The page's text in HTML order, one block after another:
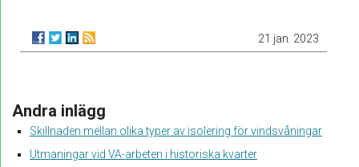
21 jan. 2023
Andra inlägg
Skillnaden mellan olika typer av isolering för vindsvåningar
Utmaningar vid VA-arbeten i historiska kvarter